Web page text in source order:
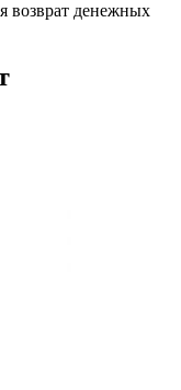
возврат денежных